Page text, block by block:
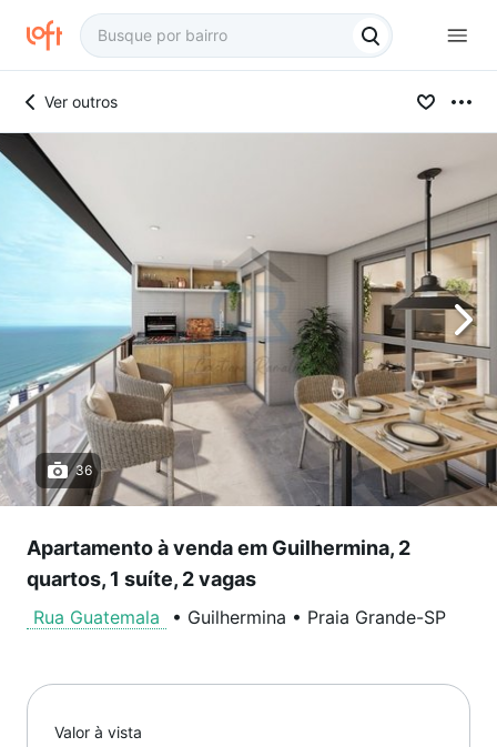
Ver outros
36
Apartamento à venda em Guilhermina, 2
quartos, 1 suíte, 2 vagas
Rua Guatemala • Guilhermina • Praia Grande-SP
Valor à vista